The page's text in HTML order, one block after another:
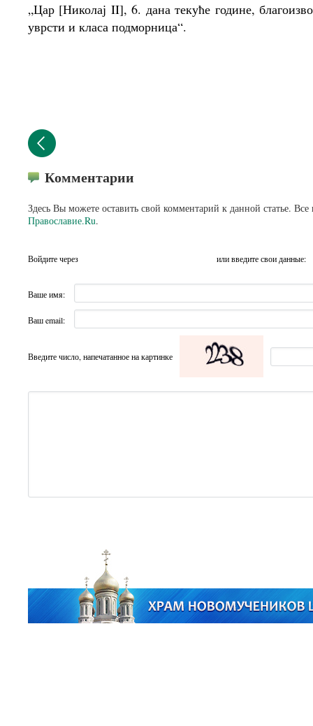
„Цар [Николај II], 6. дана текуће године,
уврсти и класа подморница“.
Комментарии
Здесь Вы можете оставить свой комментарий к данной статье.
Православие.Ru.
Войдите через или введите свои данные:
Ваше имя:
Ваш email:
Введите число, напечатанное на картинке